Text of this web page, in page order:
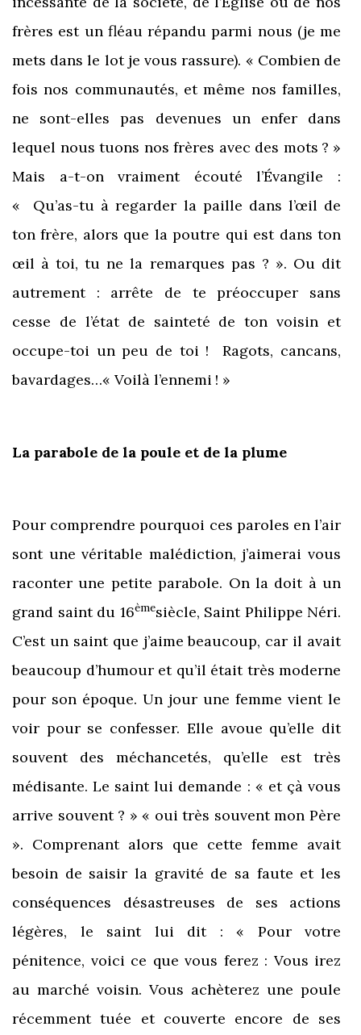
frères est un fléau répandu parmi nous (je me
mets dans le lot je vous rassure). « Combien de
fois nos communautés, et même nos familles,
ne sont-elles pas devenues un enfer dans
lequel nous tuons nos frères avec des mots ? »
Mais a-t-on vraiment écouté l’Évangile :
« Qu’as-tu à regarder la paille dans l’œil de
ton frère, alors que la poutre qui est dans ton
œil à toi, tu ne la remarques pas ? ». Ou dit
autrement : arrête de te préoccuper sans
cesse de l’état de sainteté de ton voisin et
occupe-toi un peu de toi ! Ragots, cancans,
bavardages…« Voilà l’ennemi ! »
La parabole de la poule et de la plume
Pour comprendre pourquoi ces paroles en l’air
sont une véritable malédiction, j’aimerai vous
raconter une petite parabole. On la doit à un
grand saint du 16èmesiècle, Saint Philippe Néri.
C’est un saint que j’aime beaucoup, car il avait
beaucoup d’humour et qu’il était très moderne
pour son époque. Un jour une femme vient le
voir pour se confesser. Elle avoue qu’elle dit
souvent des méchancetés, qu’elle est très
médisante. Le saint lui demande : « et çà vous
arrive souvent ? » « oui très souvent mon Père
». Comprenant alors que cette femme avait
besoin de saisir la gravité de sa faute et les
conséquences désastreuses de ses actions
légères, le saint lui dit : « Pour votre
pénitence, voici ce que vous ferez : Vous irez
au marché voisin. Vous achèterez une poule
récemment tuée et couverte encore de ses